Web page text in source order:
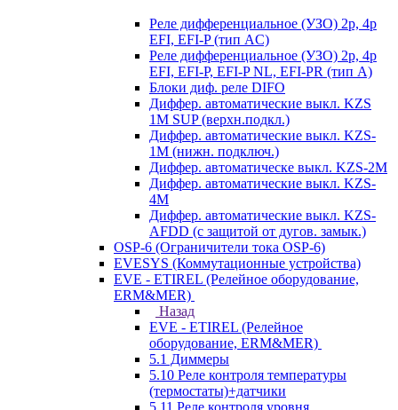
Реле дифференциальное (УЗО) 2р, 4р
EFI, EFI-P (тип AС)
Реле дифференциальное (УЗО) 2р, 4р
EFI, EFI-P, EFI-P NL, EFI-PR (тип A)
Блоки диф. реле DIFO
Диффер. автоматические выкл. KZS
1M SUP (верхн.подкл.)
Диффер. автоматические выкл. KZS-
1M (нижн. подключ.)
Диффер. автоматическе выкл. KZS-2M
Диффер. автоматические выкл. KZS-
4M
Диффер. автоматические выкл. KZS-
AFDD (с защитой от дугов. замык.)
OSP-6 (Ограничители тока OSP-6)
EVESYS (Коммутационные устройства)
EVE - ETIREL (Релейное оборудование,
ERM&MER)
Назад
EVE - ETIREL (Релейное
оборудование, ERM&MER)
5.1 Диммеры
5.10 Реле контроля температуры
(термостаты)+датчики
5.11 Реле контроля уровня